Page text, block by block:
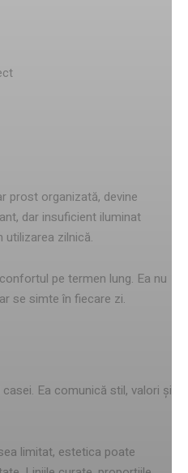
prost organizată, devine
dar insuficient iluminat
utilizarea zilnică.
pe termen lung. Ea nu
se simte în fiecare zi.
Ea comunică stil, valori și
limitat, estetica poate